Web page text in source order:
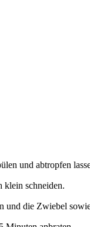
und abtropfen
klein schneiden.
und die Zwiebel